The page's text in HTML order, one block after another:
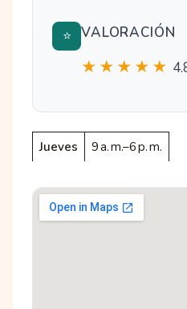
⭐ VALORACIÓN
★★★★★
Jueves 9 a. m.–6 p. m.